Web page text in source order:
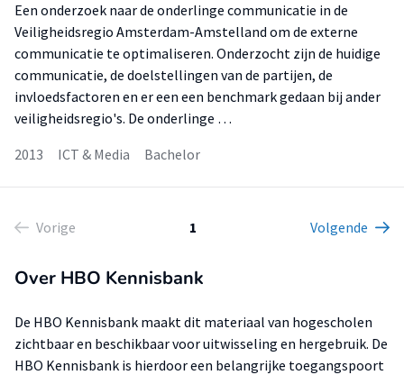
Een onderzoek naar de onderlinge communicatie in de
Veiligheidsregio Amsterdam-Amstelland om de externe
communicatie te optimaliseren. Onderzocht zijn de huidige
communicatie, de doelstellingen van de partijen, de
invloedsfactoren en er een een benchmark gedaan bij ander
veiligheidsregio's. De onderlinge …
2013
ICT & Media Bachelor
Vorige 1 Volgende
Over HBO Kennisbank
De HBO Kennisbank maakt dit materiaal van hogescholen
zichtbaar en beschikbaar voor uitwisseling en hergebruik. De
HBO Kennisbank is hierdoor een belangrijke toegangspoort